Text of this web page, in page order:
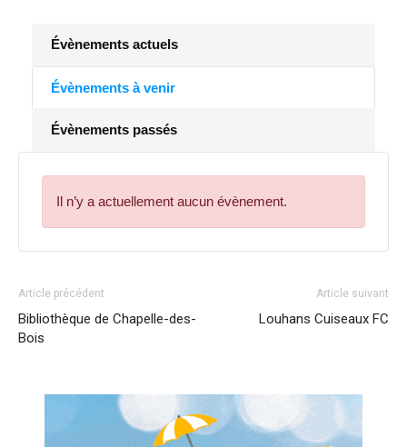
Évènements actuels
Évènements à venir
Évènements passés
Il n’y a actuellement aucun évènement.
Article précédent
Bibliothèque de Chapelle-des-
Bois
Article suivant
Louhans Cuiseaux FC